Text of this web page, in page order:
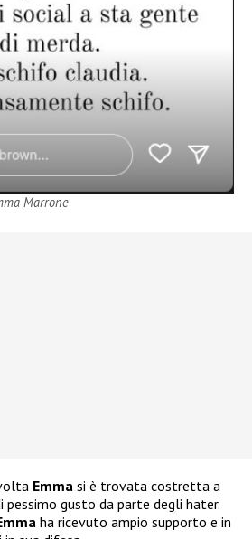
Marrone
Emma si è trovata costretta a
gusto da parte degli hater.
ha ricevuto ampio supporto e in